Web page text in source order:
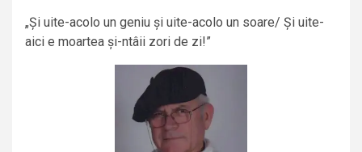
„Și uite-acolo un geniu și uite-acolo un soare/ Și uite-
aici e moartea și-ntâii zori de zi!”